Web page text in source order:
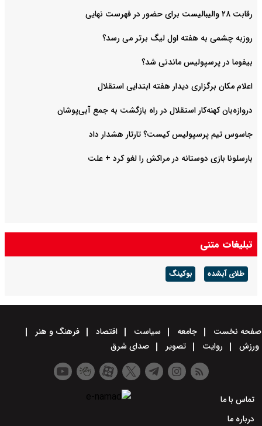
رقابت ۲۸ والیبالیست برای حضور در فهرست نهایی
روزبه چشمی به هفته اول لیگ برتر می رسد؟
بیفوما در پرسپولیس ماندنی شد؟
اعلام مکان برگزاری دیدار هفته ابتدایی استقلال
دروازه‌بان کهنه‌کار استقلال در راه بازگشت به جمع آبی‌پوشان
جاسوس تیم پرسپولیس کیست؟ تارتار هشدار داد
بارسلونا بازی دوستانه در مراکش را لغو کرد + علت
تبلیغات متنی
طلای آبشده بوکینگ
صفحه نخست جامعه سیاست اقتصاد
فرهنگ و هنر
ورزش
روایت تصویر صدای شرق
تماس با ما
درباره ما